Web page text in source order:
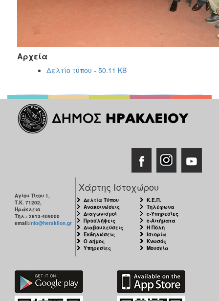
Αρχεία
Δελτίο τύπου - 50.11 KB
Αγίου Τίτου 1,
Τ.Κ. 71202,
Ηράκλειο
Τηλ.: 2813-409000
email:info@heraklion.gr
Χάρτης Ιστοχώρου
Δελτία Τύπου
Ανακοινώσεις
Διαγωνισμοί
Προσλήψεις
Διαβουλεύσεις
Εκδηλώσεις
Ο Δήμος
Υπηρεσίες
Κ.Ε.Π.
Τηλέφωνα
e-Υπηρεσίες
e-Αιτήματα
Η Πόλη
Ιστορία
Κνωσός
Μουσεία